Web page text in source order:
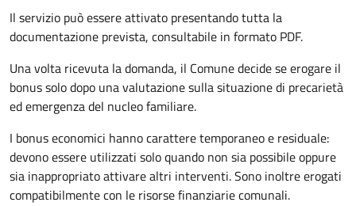
Il servizio può essere attivato presentando tutta la
documentazione prevista, consultabile in formato PDF.
Una volta ricevuta la domanda, il Comune decide se erogare il
bonus solo dopo una valutazione sulla situazione di precarietà
ed emergenza del nucleo familiare.
I bonus economici hanno carattere temporaneo e residuale:
devono essere utilizzati solo quando non sia possibile oppure
sia inappropriato attivare altri interventi. Sono inoltre erogati
compatibilmente con le risorse finanziarie comunali.